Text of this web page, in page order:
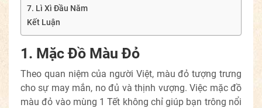
7. Lì Xì Đầu Năm
Kết Luận
1. Mặc Đồ Màu Đỏ
Theo quan niệm của người Việt, màu đỏ tượng trưng
cho sự may mắn, no đủ và thịnh vượng. Việc mặc đồ
màu đỏ vào mùng 1 Tết không chỉ giúp bạn trông nổi